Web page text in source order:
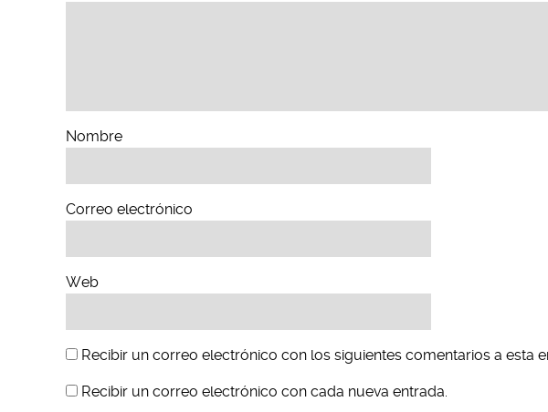
Nombre
Correo electrónico
Web
Recibir un correo electrónico con los siguientes comentarios a esta
Recibir un correo electrónico con cada nueva entrada.